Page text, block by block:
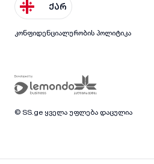
ქარ
კონფიდენციალურობის პოლიტიკა
© SS.ge ყველა უფლება დაცულია